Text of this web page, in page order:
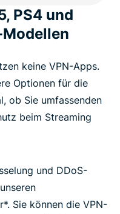
PlayStation
PS4 und
keine VPN-Apps.
Optionen für die
ob Sie umfassenden
beim Streaming
und DDoS-
Sie können die VPN-